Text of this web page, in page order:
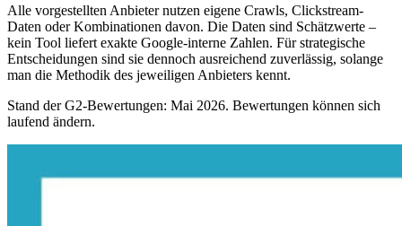
Alle vorgestellten Anbieter nutzen eigene Crawls, Clickstream-
Daten oder Kombinationen davon. Die Daten sind Schätzwerte –
kein Tool liefert exakte Google-interne Zahlen. Für strategische
Entscheidungen sind sie dennoch ausreichend zuverlässig, solange
man die Methodik des jeweiligen Anbieters kennt.
Stand der G2-Bewertungen: Mai 2026. Bewertungen können sich
laufend ändern.